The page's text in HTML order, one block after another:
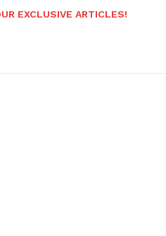
EXCLUSIVE ARTICLES!